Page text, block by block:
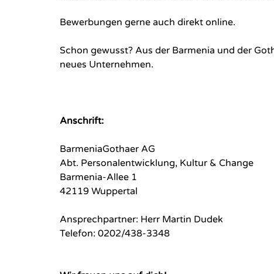
Bewerbungen gerne auch direkt online.
Schon gewusst? Aus der Barmenia und der
neues Unternehmen.
Anschrift:
BarmeniaGothaer AG
Abt. Personalentwicklung, Kultur & Change
Barmenia-Allee 1
42119 Wuppertal
Ansprechpartner: Herr Martin Dudek
Telefon: 0202/438-3348